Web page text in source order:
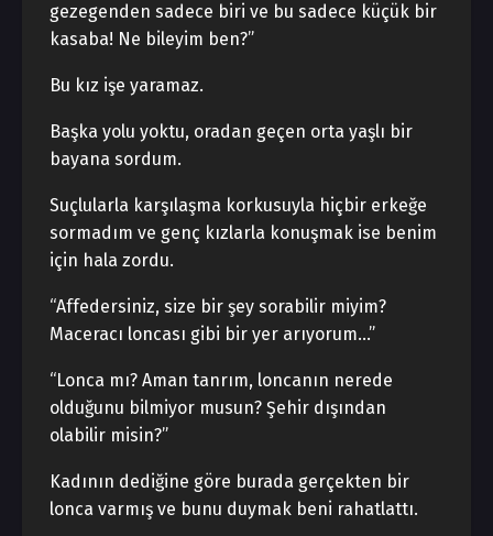
gezegenden sadece biri ve bu sadece küçük bir
kasaba! Ne bileyim ben?”
Bu kız işe yaramaz.
Başka yolu yoktu, oradan geçen orta yaşlı bir
bayana sordum.
Suçlularla karşılaşma korkusuyla hiçbir erkeğe
sormadım ve genç kızlarla konuşmak ise benim
için hala zordu.
“Affedersiniz, size bir şey sorabilir miyim?
Maceracı loncası gibi bir yer arıyorum…”
“Lonca mı? Aman tanrım, loncanın nerede
olduğunu bilmiyor musun? Şehir dışından
olabilir misin?”
Kadının dediğine göre burada gerçekten bir
lonca varmış ve bunu duymak beni rahatlattı.